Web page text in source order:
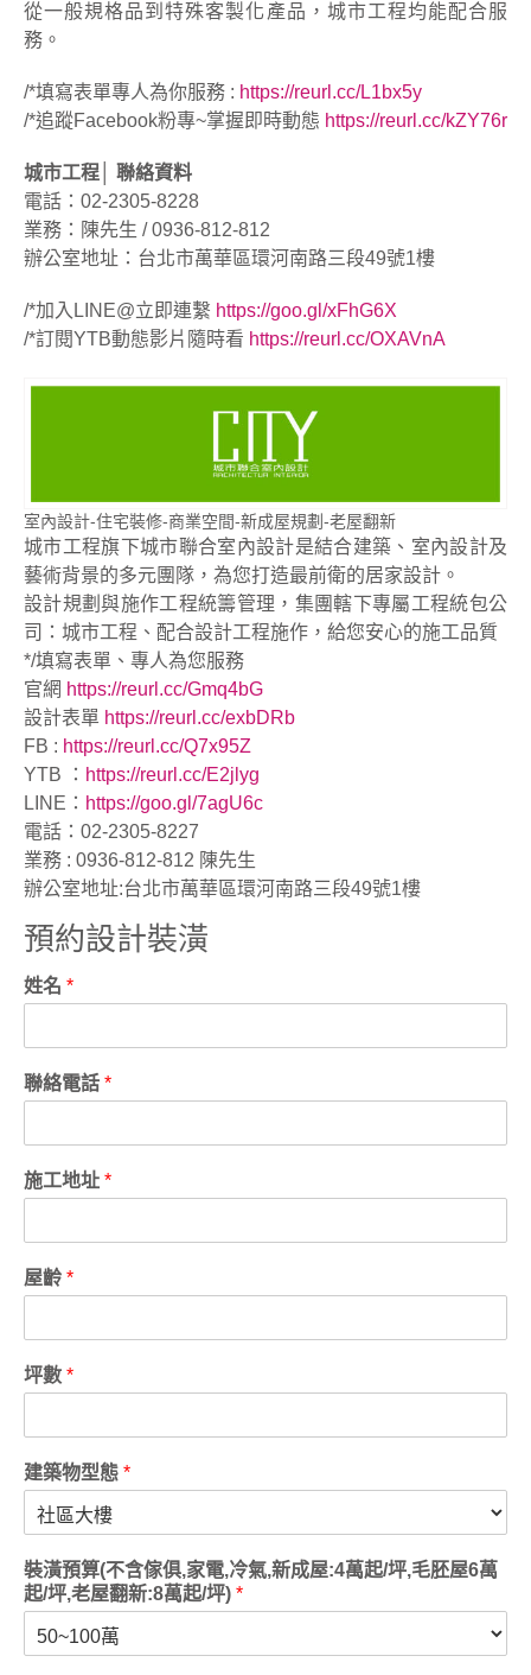
從一般規格品到特殊客製化產品，城市工程均能配合服
務。
/*填寫表單專人為你服務 : https://reurl.cc/L1bx5y
/*追蹤Facebook粉專~掌握即時動態 https://reurl.cc/kZY76r
城市工程│ 聯絡資料
電話：02-2305-8228
業務：陳先生 / 0936-812-812
辦公室地址：台北市萬華區環河南路三段49號1樓
/*加入LINE@立即連繫 https://goo.gl/xFhG6X
/*訂閱YTB動態影片隨時看 https://reurl.cc/OXAVnA
室內設計-住宅裝修-商業空間-新成屋規劃-老屋翻新
城市工程旗下城市聯合室內設計是結合建築、室內設計及
藝術背景的多元團隊，為您打造最前衛的居家設計。
設計規劃與施作工程統籌管理，集團轄下專屬工程統包公
司：城市工程、配合設計工程施作，給您安心的施工品質
*/填寫表單、專人為您服務
官網 https://reurl.cc/Gmq4bG
設計表單 https://reurl.cc/exbDRb
FB : https://reurl.cc/Q7x95Z
YTB ： https://reurl.cc/E2jlyg
LINE： https://goo.gl/7agU6c
電話：02-2305-8227
業務 : 0936-812-812 陳先生
辦公室地址:台北市萬華區環河南路三段49號1樓
預約設計裝潢
姓名 *
聯絡電話 *
施工地址 *
屋齡 *
坪數 *
建築物型態 *
裝潢預算(不含傢俱,家電,冷氣,新成屋:4萬起/坪,毛胚屋6萬
起/坪,老屋翻新:8萬起/坪) *